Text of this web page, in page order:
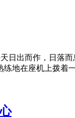
日出而作，日落
地在座机上拨着